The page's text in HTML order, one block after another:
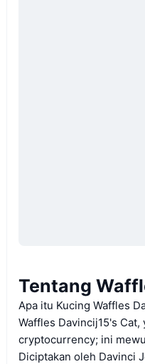
Tentang
Apa itu Kucing Waffles
Waffles Davincij15's
cryptocurrency; ini
Diciptakan oleh Davinci